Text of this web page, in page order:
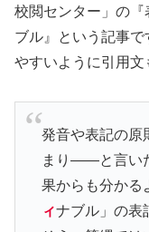
校閲センター」の
ブル』という記事
やすいように引用文
発音や表記の原
まり――と言い
果からも分かる
ィナブル」の表